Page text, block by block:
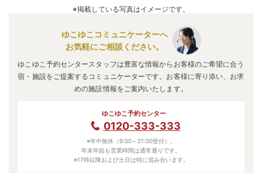
車でお越しの方は、京丹後大宮ICから車で約5分。
電車でお越しの方は、京丹後大宮駅から無料送迎バスで約
小野小町温泉のアクセス情報の詳細はこちら。
※掲載している写真はイメージです。
ゆこゆこコミュニケーターへ
お気軽にご相談ください。
ゆこゆこ予約センタースタッフは豊富な情報からお客様のご希望に合う
宿・施設をご提案するコミュニケーターです。お客様に寄り添い、お求
めの施設情報をご案内いたします。
ゆこゆこ予約センター
0120-333-333
※年中無休（9:00～21:00受付）。
年末年始も営業時間は通常通りです。
※17時以降および土日は特に混み合います。